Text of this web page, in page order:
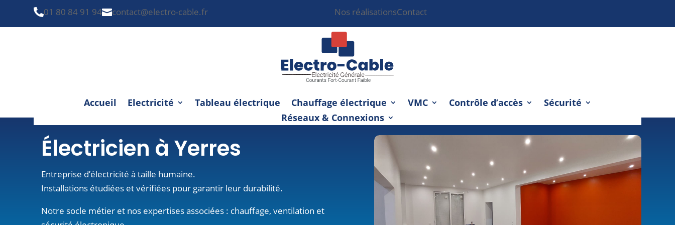
01 80 84 91 94
 contact@electro-cable.fr
 Nos réalisationsContact
Accueil Electricité Tableau électrique Chauffage électrique VMC Contrôle d’accès
Sécurité
Réseaux & Connexions
Électricien à Yerres
Entreprise d’électricité à taille humaine.
Installations étudiées et vérifiées pour garantir leur durabilité.
Notre socle métier et nos expertises associées : chauffage, ventilation et